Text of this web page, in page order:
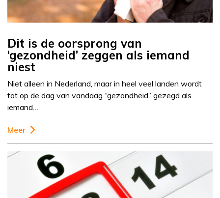
Dit is de oorsprong van
‘gezondheid’ zeggen als iemand
niest
Niet alleen in Nederland, maar in heel veel landen wordt
tot op de dag van vandaag “gezondheid” gezegd als
iemand…
Meer